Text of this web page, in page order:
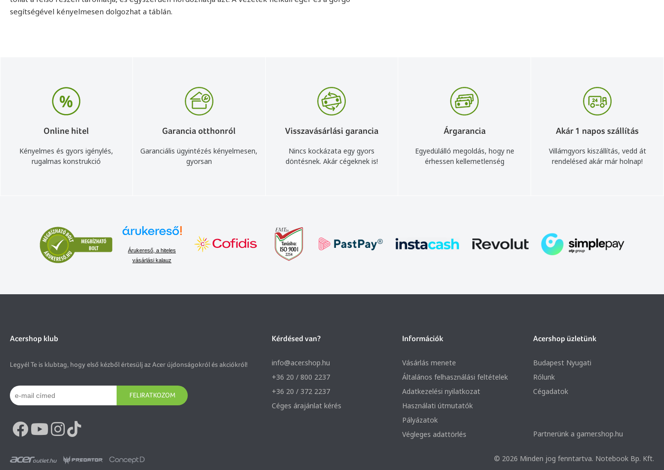
segítségével kényelmesen dolgozhat a táblán.
Online hitel
Kényelmes és gyors igénylés,
rugalmas konstrukció
Garancia otthonról
Garanciális ügyintézés kényelmesen,
gyorsan
Visszavásárlási garancia
Nincs kockázata egy gyors
döntésnek. Akár cégeknek is!
Árgarancia
Egyedülálló megoldás, hogy ne
érhessen kellemetlenség
Akár 1 napos szállítás
Villámgyors kiszállítás, vedd át
rendelésed akár már holnap!
Árukereső, a hiteles
vásárlási kalauz
Acershop klub
Legyél Te is klubtag, hogy első kézből értesülj az Acer újdonságokról és akciókról!
FELIRATKOZOM
Kérdésed van?
info@acer.shop.hu
+36 20 / 800 2237
+36 20 / 372 2237
Céges árajánlat kérés
Információk
Vásárlás menete
Általános felhasználási feltételek
Adatkezelési nyilatkozat
Használati útmutatók
Pályázatok
Végleges adattörlés
Acershop üzletünk
Budapest Nyugati
Rólunk
Cégadatok
Partnerünk a gamer.shop.hu
© 2026 Minden jog fenntartva. Notebook Bp. Kft.